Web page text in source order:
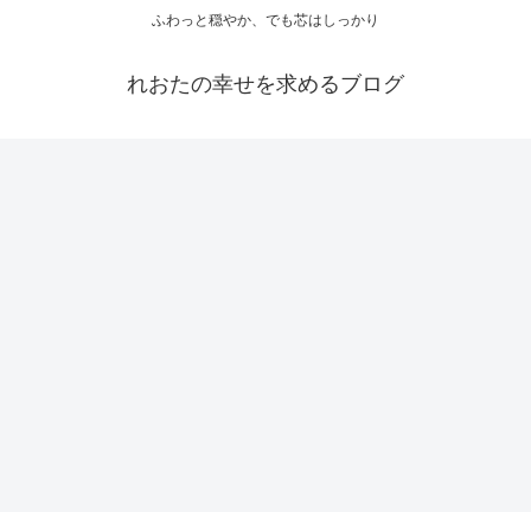
ふわっと穏やか、でも芯はしっかり
れおたの幸せを求めるブログ